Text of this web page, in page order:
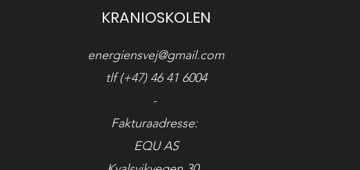
KRANIOSKOLEN
energiensvej@gmail.com
tlf (+47) 46 41 6004
-
Fakturaadresse:
EQU AS